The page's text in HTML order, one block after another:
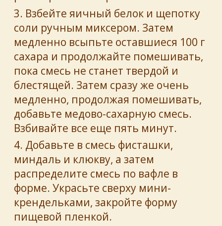
3. Взбейте яичный белок и щепотку
соли ручным миксером. Затем
медленно всыпьте оставшиеся 100 г
сахара и продолжайте помешивать,
пока смесь не станет твердой и
блестящей. Затем сразу же очень
медленно, продолжая помешивать,
добавьте медово-сахарную смесь.
Взбивайте все еще пять минут.
4. Добавьте в смесь фисташки,
миндаль и клюкву, а затем
распределите смесь по вафле в
форме. Украсьте сверху мини-
крендельками, закройте форму
пищевой пленкой.